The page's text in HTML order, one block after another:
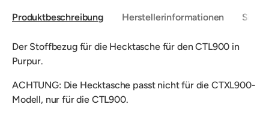
Produktbeschreibung Herstellerinformationen
Der Stoffbezug für die Hecktasche für den CTL900 in
Purpur.
ACHTUNG: Die Hecktasche passt nicht für die CTXL900-
Modell, nur für die CTL900.